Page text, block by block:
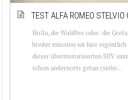
TEST ALFA ROMEO STELVIO
Holla, die Waldfee oder: die
breiter müssten wir hier eigentlich
dieser übermotorisierten SUV
schon andernorts getan (siehe...